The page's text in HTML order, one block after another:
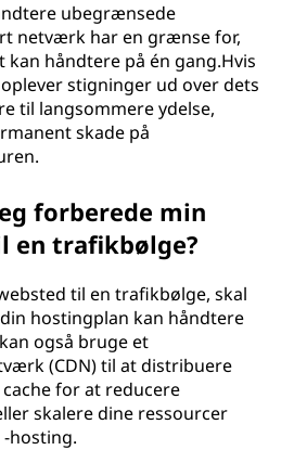
ubegrænsede
netværk har en grænse for,
håndtere på én gang.Hvis
stigninger ud over dets
til langsommere ydelse,
skade på
forberede min
en trafikbølge?
til en trafikbølge, skal
hostingplan kan håndtere
også bruge et
(CDN) til at distribuere
for at reducere
skalere dine ressourcer
hosting.